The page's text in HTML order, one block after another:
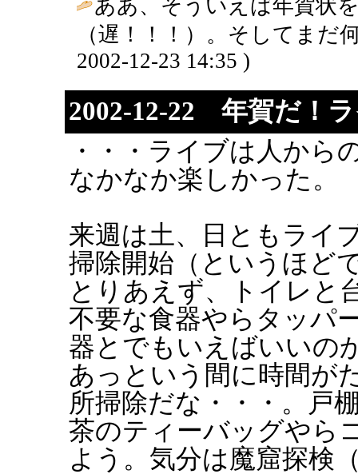
ああ、そういえば年賀状
（遅！！！）。そしてま
2002-12-23 14:35 )
2002-12-22 年賀だ！
・・・ライブは人から
なかなか楽しかった。
来週は土、日ともライ
掃除開始（というほど
とりあえず、トイレと
不要な食器やらタッパ
器とでもいえばいいの
あっという間に時間が
所掃除だな・・・。戸
茶のティーバッグやら
よう。気分は魔窟探検